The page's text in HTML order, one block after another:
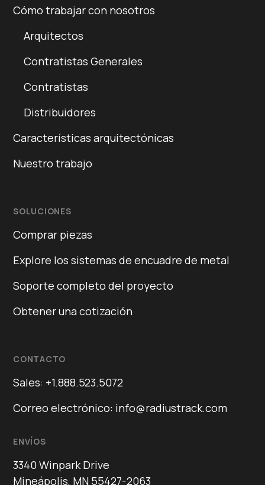
Cómo trabajar con nosotros
Arquitectos
Contratistas Generales
Contratistas
Distribuidores
Características arquitectónicas
Nuestro trabajo
SOLUCIONES
Comprar piezas
Explore los sistemas de encuadre de metal
Soporte completo del proyecto
Obtener una cotización
CONTACTO
Sales: +1.888.523.5072
Correo electrónico: info@radiustrack.com
ENVÍOS
3340 Winpark Drive
Mineápolis, MN 55427-2063